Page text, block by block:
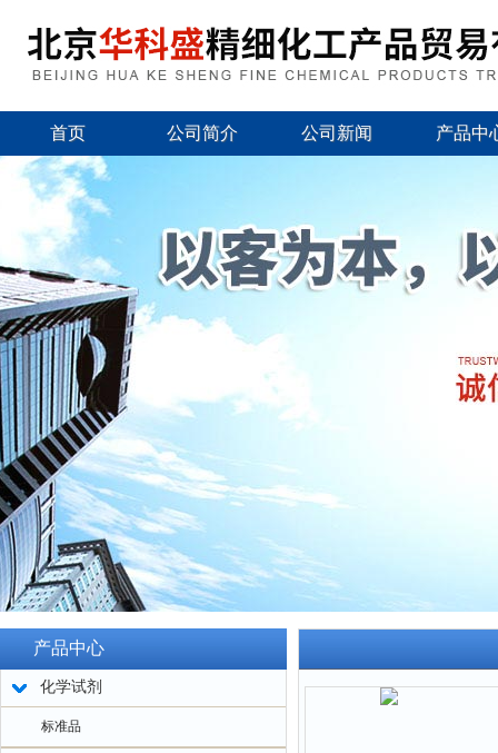
首页 公司简介 公司新闻 产品中
产品中心
化学试剂
标准品